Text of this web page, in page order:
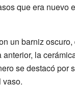
que era nuevo
un barniz
la
se destacó por
vaso.